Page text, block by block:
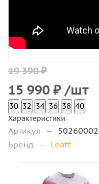
19 390 ₽
15 990 ₽ /шт
30 32 34 36 38 40
Характеристики
Артикул —
Бренд
— Leatt